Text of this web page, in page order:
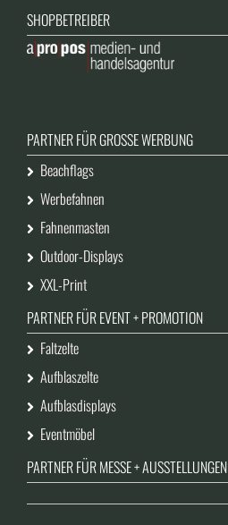
SHOPBETREIBER
PARTNER FÜR GROSSE WERBUNG
Beachflags
Werbefahnen
Fahnenmasten
Outdoor-Displays
XXL-Print
PARTNER FÜR EVENT + PROMOTION
Faltzelte
Aufblaszelte
Aufblasdisplays
Eventmöbel
PARTNER FÜR MESSE + AUSSTELLUNGEN